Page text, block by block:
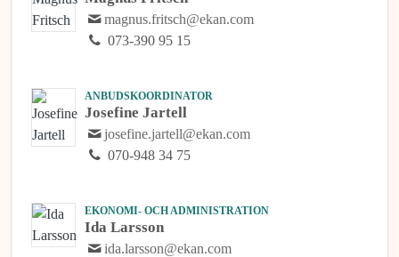
magnus.fritsch@ekan.com
073-390 95 15
ANBUDSKOORDINATOR
Josefine Jartell
josefine.jartell@ekan.com
070-948 34 75
EKONOMI- OCH ADMINISTRATION
Ida Larsson
ida.larsson@ekan.com